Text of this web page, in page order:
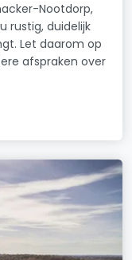
Nootdorp,
rustig, duidelijk
Let daarom op
afspraken over